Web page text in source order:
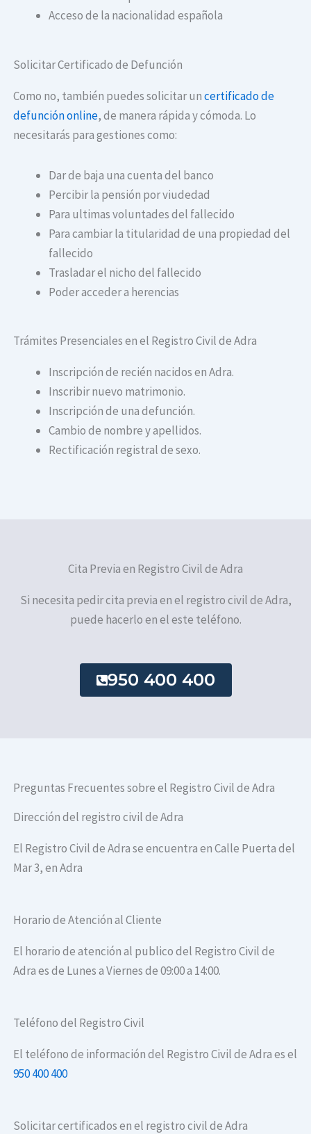
Acceso de la nacionalidad española
Solicitar Certificado de Defunción
Como no, también puedes solicitar uncertificado de
defunción online, de manera rápida y cómoda. Lo
necesitarás para gestiones como:
Dar de baja una cuenta del banco
Percibir la pensión por viudedad
Para ultimas voluntades del fallecido
Para cambiar la titularidad de una propiedad del
fallecido
Trasladar el nicho del fallecido
Poder acceder a herencias
Trámites Presenciales en el Registro Civil de Adra
Inscripción de recién nacidos en Adra.
Inscribir nuevo matrimonio.
Inscripción de una defunción.
Cambio de nombre y apellidos.
Rectificación registral de sexo.
Cita Previa en Registro Civil de Adra
Si necesita pedir cita previa en el registro civil de Adra,
puede hacerlo en el este teléfono.
950 400 400
Preguntas Frecuentes sobre el Registro Civil de Adra
Dirección del registro civil de Adra
El Registro Civil de Adra se encuentra en Calle Puerta del
Mar 3, en Adra
Horario de Atención al Cliente
El horario de atención al publico del Registro Civil de
Adra es de Lunes a Viernes de 09:00 a 14:00.
Teléfono del Registro Civil
El teléfono de información del Registro Civil de Adra es el
950 400 400
Solicitar certificados en el registro civil de Adra